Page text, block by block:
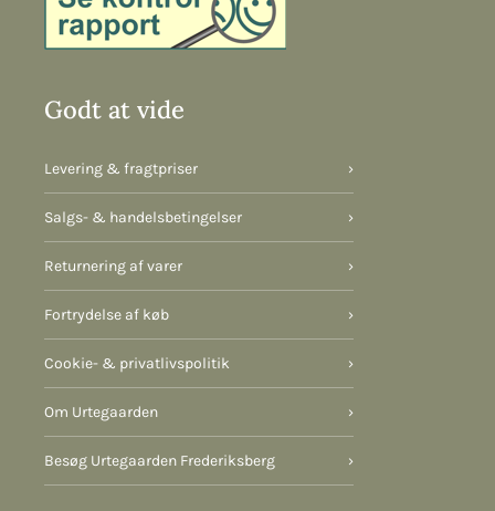
Godt at vide
Levering & fragtpriser ›
Salgs- & handelsbetingelser ›
Returnering af varer ›
Fortrydelse af køb ›
Cookie- & privatlivspolitik ›
Om Urtegaarden ›
Besøg Urtegaarden Frederiksberg ›